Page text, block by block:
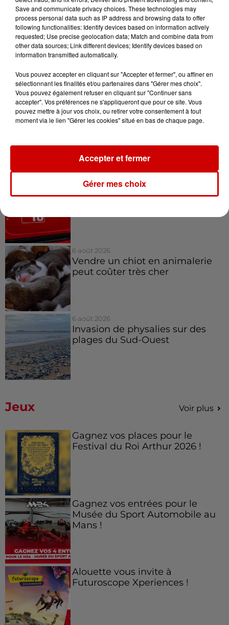
Silent Seas / Circles Ov Hell
Le tout bercé dans une ambiance
post-apocalyptique ouvrant sur un
village d’artisans et des
animations toute la journée.
Infos
Voir plus
7h03
Deux-Sèvres : le Citroën C15 a le
6 août 2026
Un homme décède après une
6 août 2026
Vendre un chiot en animalerie
peut coûter très cher
6 août 2026
Invasion de physalies sur des
plages du Sud-Ouest
Jeux Voir plus
Gagnez vos places pour le
Festival du Roi Arthur 2026 !
Gagnez vos entrées pour le
Musée du Sport Automobile au
Mans !
Alouette vous invite à
Futuroscope Xperiences !
Save and communicate privacy choices. These technologies may
process personal data such as IP address and browsing data to offer
following functionalities: Identify devices based on information actively
requested; Use precise geolocation data; Match and combine data from
other data sources; Link different devices; Identify devices based on
information transmitted automatically.
Vous pouvez accepter en cliquant sur "Accepter et fermer", ou affiner en
sélectionnant les finalités et/ou partenaires dans "Gérer mes choix".
Vous pouvez également refuser en cliquant sur "Continuer sans
accepter". Vos préférences ne s'appliqueront que pour ce site. Vous
pouvez mettre à jour vos choix, ou retirer votre consentement à tout
moment via le lien "Gérer les cookies" situé en bas de chaque page.
Gérer mes choix
Accepter et fermer